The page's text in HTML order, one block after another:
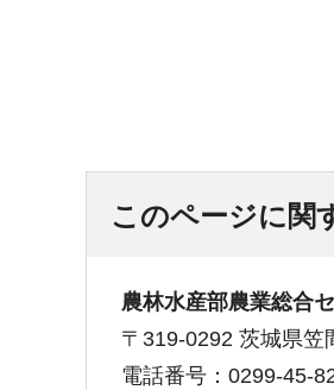
このページに関
農林水産部農業総合
〒319-0292 茨城県笠
電話番号：0299-45-